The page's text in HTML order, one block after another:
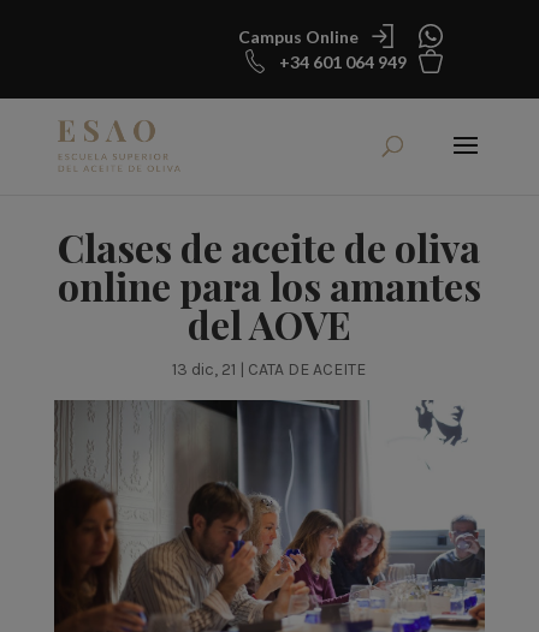
Campus Online
+34 601 064 949
Clases de aceite de oliva
online para los amantes
del AOVE
13 dic, 21 | CATA DE ACEITE